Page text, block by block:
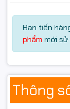
Máy tương
và MacOS, cài
🔹 5.
– Chi
Với độ phân giải
đậm nét, chữ
Bạn tiến
phẩm mới
Thông